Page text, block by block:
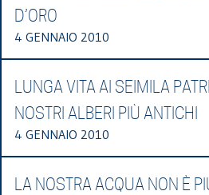
D’ORO
4 GENNAIO 2010
LUNGA VITA AI SEIMILA
NOSTRI ALBERI PIÙ ANTICHI
4 GENNAIO 2010
LA NOSTRA ACQUA NON È